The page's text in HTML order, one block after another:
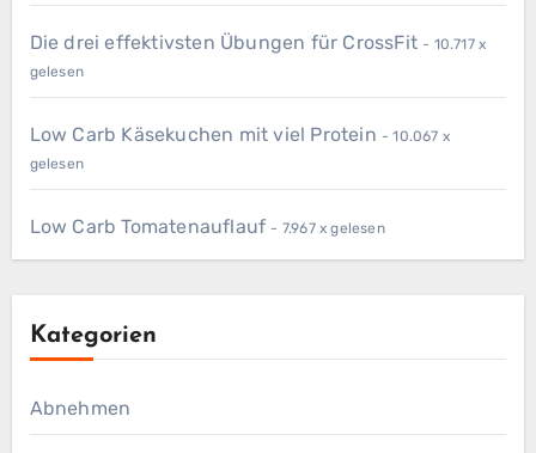
Die drei effektivsten Übungen für CrossFit - 10.717 x
gelesen
Low Carb Käsekuchen mit viel Protein - 10.067 x
gelesen
Low Carb Tomatenauflauf - 7.967 x gelesen
Kategorien
Abnehmen